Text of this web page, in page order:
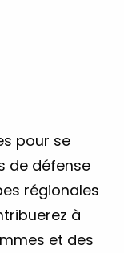
pour se
de défense
régionales
à
et des